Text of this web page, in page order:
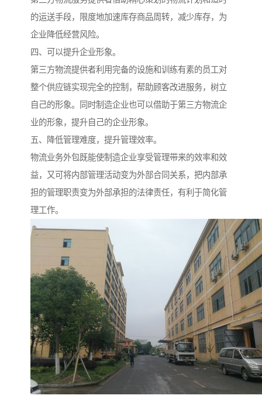
的运送手段，限度地加速库存商品周转，减少库存，为
企业降低经营风险。
四、可以提升企业形象。
第三方物流提供者利用完备的设施和训练有素的员工对
整个供应链实现完全的控制，帮助顾客改进服务，树立
自己的形象。同时制造企业也可以借助于第三方物流企
业的形象，提升自己的企业形象。
五、降低管理难度，提升管理效率。
物流业务外包既能使制造企业享受管理带来的效率和效
益，又可将内部管理活动变为外部合同关系，把内部承
担的管理职责变为外部承担的法律责任，有利于简化管
理工作。